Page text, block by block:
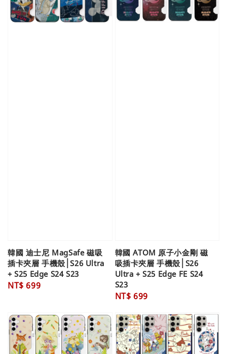
韓國 迪士尼 MagSafe 磁吸
插卡夾層 手機殼│S26 Ultra
+ S25 Edge S24 S23
Regular
NT$ 699
韓國 ATOM 原子小金剛 磁
吸插卡夾層 手機殼│S26
Ultra + S25 Edge FE S24
S23
Regular
NT$ 699